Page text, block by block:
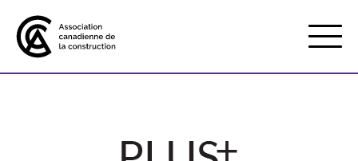
Mobile
Menu
À propos de nous